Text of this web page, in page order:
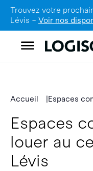
Trouvez votre
Lévis – Voir nos
Accueil Espaces
Espaces
louer au
Lévis